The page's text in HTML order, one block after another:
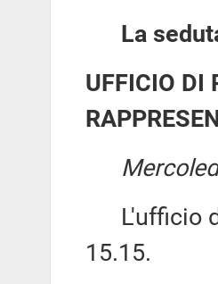
La
UFFICIO DI
L'ufficio
15.15.